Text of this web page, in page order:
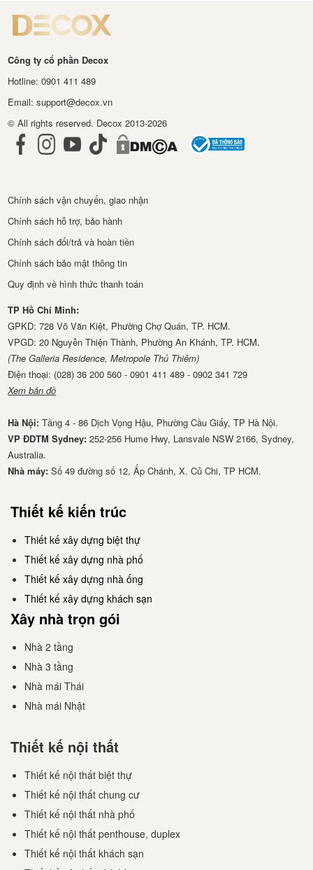
Công ty cổ phần Decox
Hotline: 0901 411 489
Email: support@decox.vn
© All rights reserved. Decox 2013-2026
Chính sách vận chuyển, giao nhận
Chính sách hỗ trợ, bảo hành
Chính sách đổi/trả và hoàn tiền
Chính sách bảo mật thông tin
Quy định về hình thức thanh toán
TP Hồ Chí Minh:
GPKD: 728 Võ Văn Kiệt, Phường Chợ Quán, TP. HCM.
VPGD: 20 Nguyễn Thiện Thành, Phường An Khánh, TP. HCM.
(The Galleria Residence, Metropole Thủ Thiêm)
Điện thoại: (028) 36 200 560 - 0901 411 489 - 0902 341 729
Xem bản đồ
Hà Nội:Tầng 4 - 86 Dịch Vọng Hậu, Phường Cầu Giấy, TP Hà Nội.
VP ĐDTM Sydney: 252-256 Hume Hwy, Lansvale NSW 2166, Sydney,
Australia.
Nhà má​y: Số 49 đường số 12, Ấp Chánh, X. Củ Chi, TP HCM.
Thiết kế kiến trúc
Thiết kế xây dựng biệt thự
Thiết kế xây dựng nhà phố
Thiết kế xây dựng nhà ống
Thiết kế xây dựng khách sạn
Xây nhà trọn gói
Nhà 2 tầng
Nhà 3 tầng
Nhà mái Thái
Nhà mái Nhật
Thiết kế nội thất
Thiết kế nội thất biệt thự
Thiết kế nội thất chung cư
Thiết kế nội thất nhà phố
Thiết kế nội thất penthouse, duplex
Thiết kế nội thất khách sạn